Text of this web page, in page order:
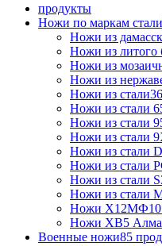
продукты
Ножи по маркам стали
Ножи из
Ножи из литого
Ножи из
Ножи из
Ножи из стали
Ножи из стали
Ножи из стали
Ножи из стали
Ножи из стали
Ножи из стали
Ножи из стали
Ножи из стали
Ножи Х12МФ
Ножи ХВ5
Военные ножи85